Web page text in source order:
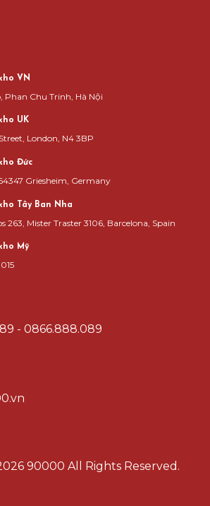
VN
Phan Chu Trinh, Hà Nội
UK
London, N4 3BP
Đức
Griesheim, Germany
Tây Ban Nha
263, Mister Traster 3106, Barcelona, Spain
Mỹ
- 0866.888.089
90000 All Rights Reserved.